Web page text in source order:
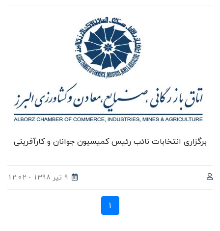
برگزاری انتخابات نائب رئیس کمیسیون جوانان و کارآفرینی
9 تیر 1398 - 12:02
1